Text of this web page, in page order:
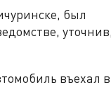
был
въехал в